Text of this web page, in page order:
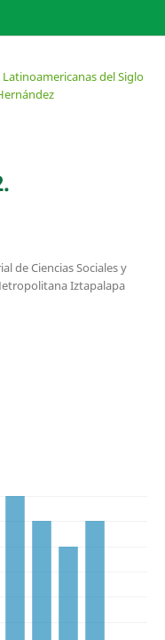
del Siglo
de Ciencias Sociales y
Iztapalapa